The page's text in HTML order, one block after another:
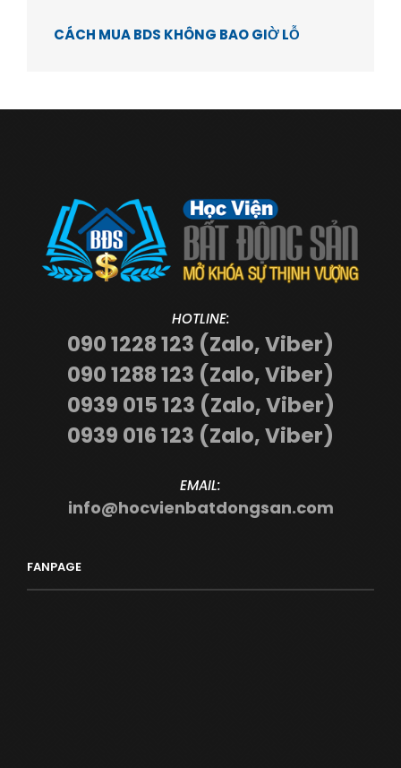
CÁCH MUA BDS KHÔNG BAO GIỜ LỖ
HOTLINE:
090 1228 123 (Zalo, Viber)
090 1288 123 (Zalo, Viber)
0939 015 123 (Zalo, Viber)
0939 016 123 (Zalo, Viber)
EMAIL:
info@hocvienbatdongsan.com
FANPAGE